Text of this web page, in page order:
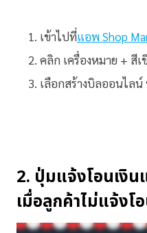
เข้าไปที่แอพ Shop
คลิก เครื่องหมาย + สีเ
เลือกสร้างบิลออนไลน์
2. ปุ่มแจ้งโอนเงิ
เมื่อลูกค้าไม่แจ้งโ